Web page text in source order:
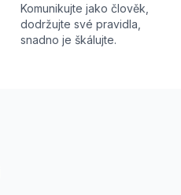
Komunikujte jako člověk,
dodržujte své pravidla,
snadno je škálujte.